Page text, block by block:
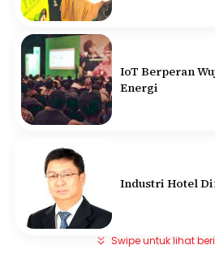
IoT Berperan
Energi
Industri Hotel
Swipe untuk lihat